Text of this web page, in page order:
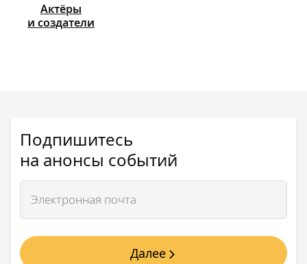
Актёры
и создатели
Подпишитесь
на анонсы событий
Далее